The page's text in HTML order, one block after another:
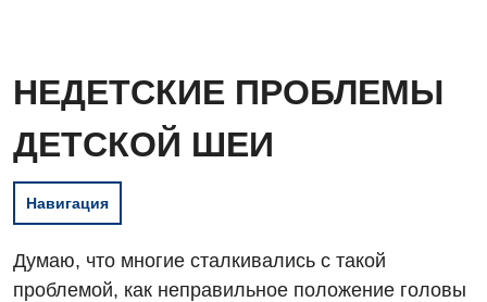
НЕДЕТСКИЕ ПРОБЛЕМЫ
ДЕТСКОЙ ШЕИ
Навигация
Думаю, что многие сталкивались с такой
проблемой, как неправильное положение головы